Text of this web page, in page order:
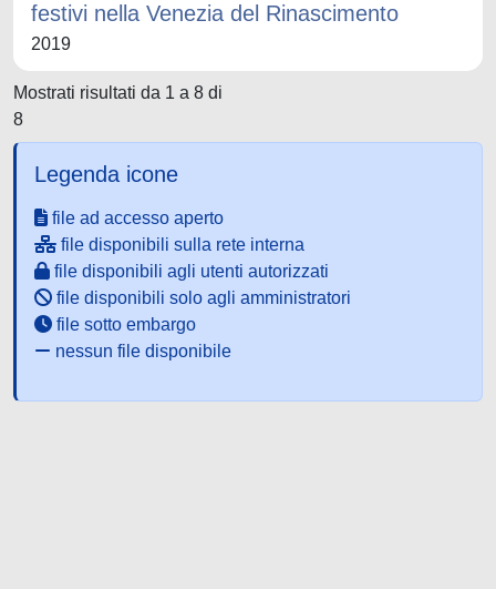
festivi nella Venezia del Rinascimento
2019
Mostrati risultati da 1 a 8 di
8
Legenda icone
file ad accesso aperto
file disponibili sulla rete interna
file disponibili agli utenti autorizzati
file disponibili solo agli amministratori
file sotto embargo
nessun file disponibile